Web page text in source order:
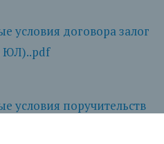
условия договора залог
ЮЛ)..pdf
условия поручительств